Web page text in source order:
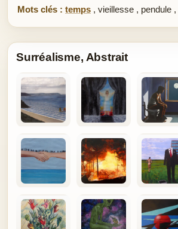
Mots clés : temps , vieillesse , pendule ,
Surréalisme, Abstrait